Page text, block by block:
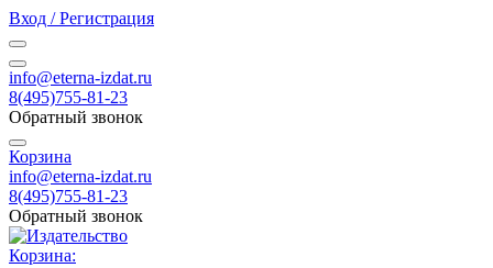
Вход / Регистрация
info@eterna-izdat.ru
8(495)755-81-23
Обратный звонок
Корзина
info@eterna-izdat.ru
8(495)755-81-23
Обратный звонок
Корзина: